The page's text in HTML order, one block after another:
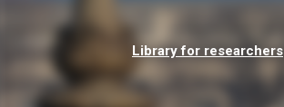
Library for researchers